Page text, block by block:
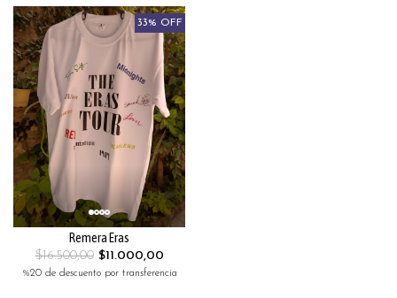
33% OFF
Remera Eras
$16.500,00$11.000,00
%20 de descuento por transferencia